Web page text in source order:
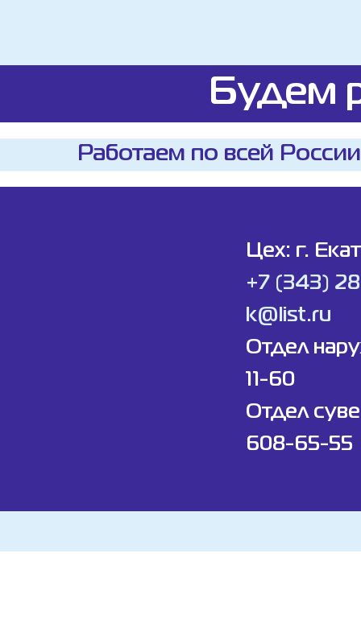
Будем
Работаем по всей
Цех: г.
+7 (343)
k@list.ru
Отдел
11-60
Отдел
608-65-55